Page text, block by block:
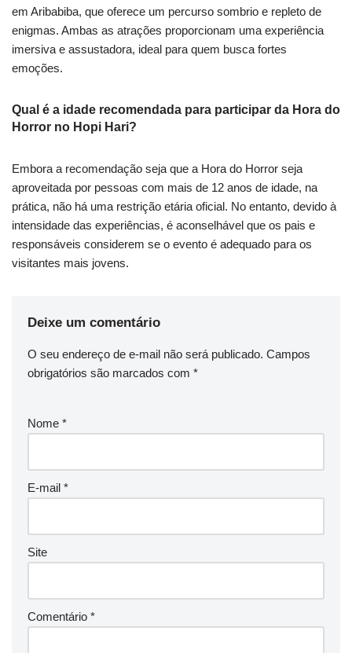
em Aribabiba, que oferece um percurso sombrio e repleto de
enigmas. Ambas as atrações proporcionam uma experiência
imersiva e assustadora, ideal para quem busca fortes
emoções.
Qual é a idade recomendada para participar da Hora do
Horror no Hopi Hari?
Embora a recomendação seja que a Hora do Horror seja
aproveitada por pessoas com mais de 12 anos de idade, na
prática, não há uma restrição etária oficial. No entanto, devido à
intensidade das experiências, é aconselhável que os pais e
responsáveis considerem se o evento é adequado para os
visitantes mais jovens.
Deixe um comentário
O seu endereço de e-mail não será publicado. Campos
obrigatórios são marcados com *
Nome *
E-mail *
Site
Comentário *